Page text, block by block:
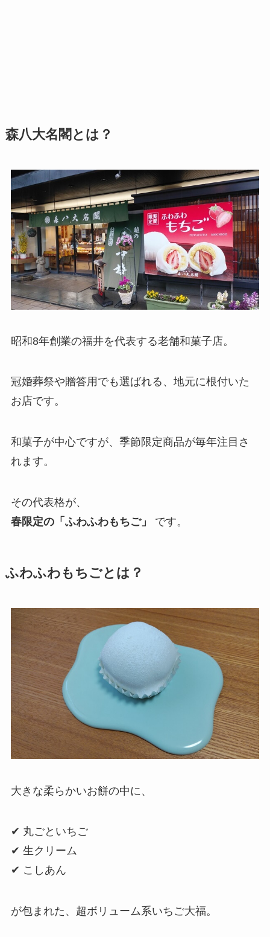
森八大名閣とは？
昭和8年創業の福井を代表する老舗和菓子店。
冠婚葬祭や贈答用でも選ばれる、地元に根付いた
お店です。
和菓子が中心ですが、季節限定商品が毎年注目さ
れます。
その代表格が、
春限定の「ふわふわもちご」
です。
ふわふわもちごとは？
大きな柔らかいお餅の中に、
✔ 丸ごといちご
✔ 生クリーム
✔ こしあん
が包まれた、超ボリューム系いちご大福。